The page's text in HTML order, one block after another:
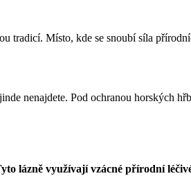
tradicí. Místo, kde se snoubí síla
nenajdete. Pod ochranou horských
lázně využívají vzácné přírodní